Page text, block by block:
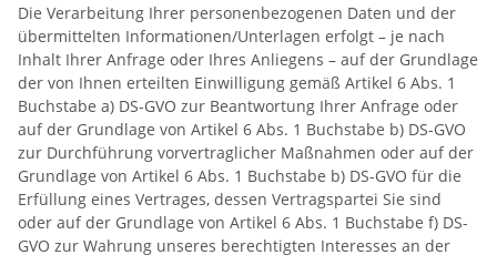
Die Verarbeitung Ihrer personenbezogenen Daten und der
übermittelten Informationen/Unterlagen erfolgt – je nach
Inhalt Ihrer Anfrage oder Ihres Anliegens – auf der Grundlage
der von Ihnen erteilten Einwilligung gemäß Artikel 6 Abs. 1
Buchstabe a) DS-GVO zur Beantwortung Ihrer Anfrage oder
auf der Grundlage von Artikel 6 Abs. 1 Buchstabe b) DS-GVO
zur Durchführung vorvertraglicher Maßnahmen oder auf der
Grundlage von Artikel 6 Abs. 1 Buchstabe b) DS-GVO für die
Erfüllung eines Vertrages, dessen Vertragspartei Sie sind
oder auf der Grundlage von Artikel 6 Abs. 1 Buchstabe f) DS-
GVO zur Wahrung unseres berechtigten Interesses an der